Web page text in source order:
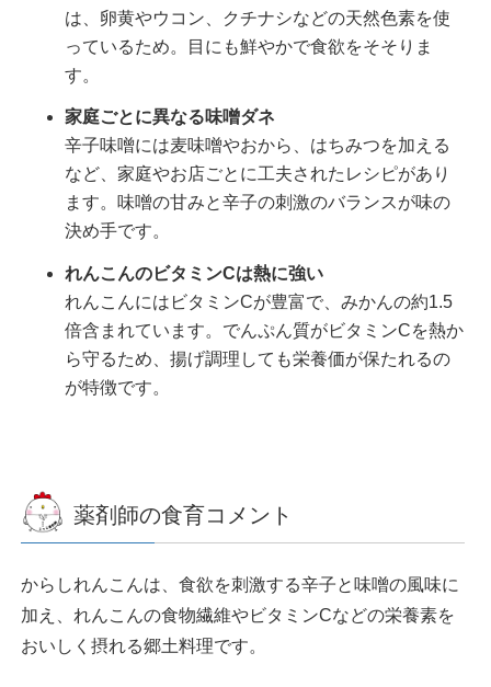
は、卵黄やウコン、クチナシなどの天然色素を使
っているため。目にも鮮やかで食欲をそそりま
す。
家庭ごとに異なる味噌ダネ
辛子味噌には麦味噌やおから、はちみつを加える
など、家庭やお店ごとに工夫されたレシピがあり
ます。味噌の甘みと辛子の刺激のバランスが味の
決め手です。
れんこんのビタミンCは熱に強い
れんこんにはビタミンCが豊富で、みかんの約1.5
倍含まれています。でんぷん質がビタミンCを熱か
ら守るため、揚げ調理しても栄養価が保たれるの
が特徴です。
薬剤師の食育コメント
からしれんこんは、食欲を刺激する辛子と味噌の風味に
加え、れんこんの食物繊維やビタミンCなどの栄養素を
おいしく摂れる郷土料理です。